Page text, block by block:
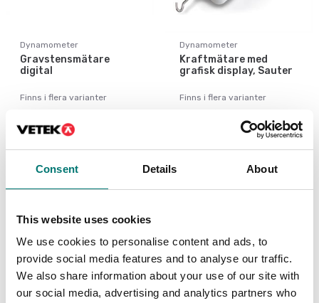
Consent Details About
This website uses cookies
We use cookies to personalise content and ads, to
provide social media features and to analyse our traffic.
We also share information about your use of our site with
our social media, advertising and analytics partners who
Dynamometer
Gravstensmätare
digital
Finns i flera varianter
Dynamometer
Kraftmätare med
grafisk display, Sauter
Finns i flera varianter